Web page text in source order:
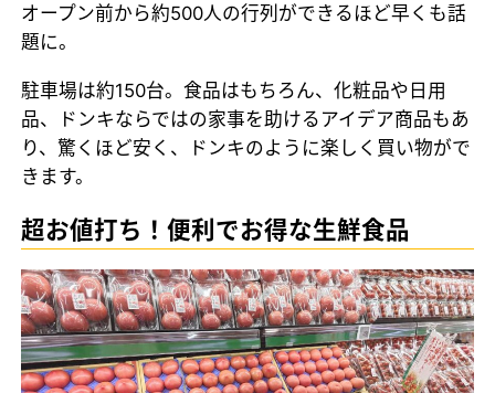
オープン前から約500人の行列ができるほど早くも話
題に。
駐車場は約150台。食品はもちろん、化粧品や日用
品、ドンキならではの家事を助けるアイデア商品もあ
り、驚くほど安く、ドンキのように楽しく買い物がで
きます。
超お値打ち！便利でお得な生鮮食品